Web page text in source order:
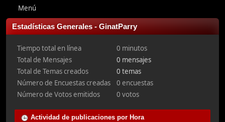
Menú
Estadísticas Generales - GinatParry
Tiempo total en línea
0 minutos
Total de Mensajes
0 mensajes
Total de Temas creados
0 temas
Número de Encuestas creadas
0 encuestas
Número de Votos emitidos
0 votos
Actividad de publicaciones por Hora